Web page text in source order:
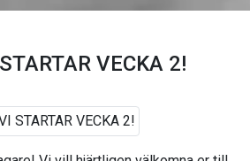
VECKA 2!